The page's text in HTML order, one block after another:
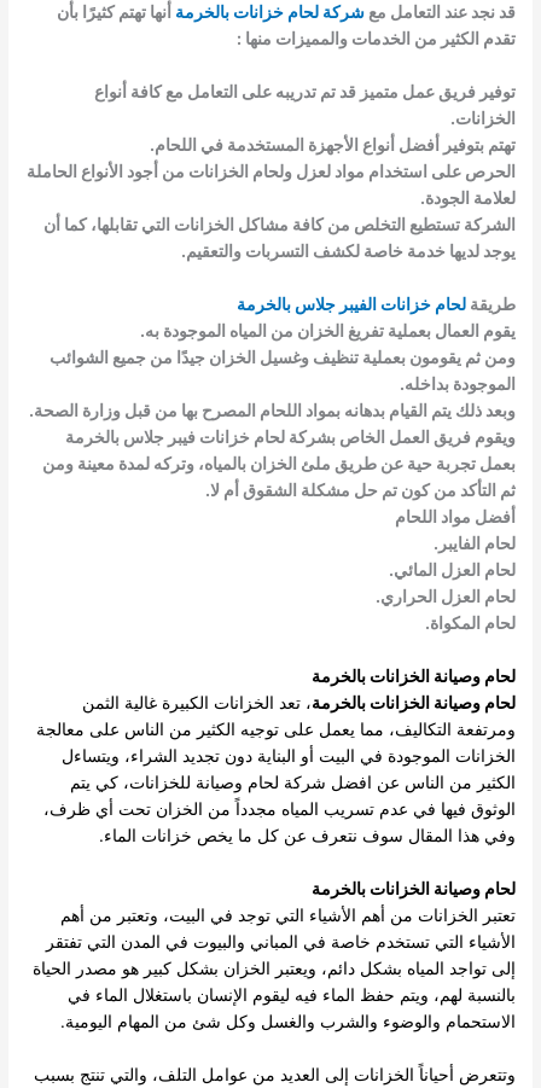
قد نجد عند التعامل مع شركة لحام خزانات بالخرمة أنها تهتم كثيرًا بأن
تقدم الكثير من الخدمات والمميزات منها :
توفير فريق عمل متميز قد تم تدريبه على التعامل مع كافة أنواع
الخزانات.
تهتم بتوفير أفضل أنواع الأجهزة المستخدمة في اللحام.
الحرص على استخدام مواد لعزل ولحام الخزانات من أجود الأنواع الحاملة
لعلامة الجودة.
الشركة تستطيع التخلص من كافة مشاكل الخزانات التي تقابلها، كما أن
يوجد لديها خدمة خاصة لكشف التسربات والتعقيم.
طريقةلحام خزانات الفيبر جلاس بالخرمة
يقوم العمال بعملية تفريغ الخزان من المياه الموجودة به.
ومن ثم يقومون بعملية تنظيف وغسيل الخزان جيدًا من جميع الشوائب
الموجودة بداخله.
وبعد ذلك يتم القيام بدهانه بمواد اللحام المصرح بها من قبل وزارة الصحة.
ويقوم فريق العمل الخاص بشركة لحام خزانات فيبر جلاس بالخرمة
بعمل تجربة حية عن طريق ملئ الخزان بالمياه، وتركه لمدة معينة ومن
ثم التأكد من كون تم حل مشكلة الشقوق أم لا.
أفضل مواد اللحام
لحام الفايبر.
لحام العزل المائي.
لحام العزل الحراري.
لحام المكواة.
لحام وصيانة الخزانات بالخرمة
لحام وصيانة الخزانات بالخرمة، تعد الخزانات الكبيرة غالية الثمن
ومرتفعة التكاليف، مما يعمل على توجيه الكثير من الناس على معالجة
الخزانات الموجودة في البيت أو البناية دون تجديد الشراء، ويتساءل
الكثير من الناس عن افضل شركة لحام وصيانة للخزانات، كي يتم
الوثوق فيها في عدم تسريب المياه مجدداً من الخزان تحت أي ظرف،
وفي هذا المقال سوف نتعرف عن كل ما يخص خزانات الماء.
لحام وصيانة الخزانات بالخرمة
تعتبر الخزانات من أهم الأشياء التي توجد في البيت، وتعتبر من أهم
الأشياء التي تستخدم خاصة في المباني والبيوت في المدن التي تفتقر
إلى تواجد المياه بشكل دائم، ويعتبر الخزان بشكل كبير هو مصدر الحياة
بالنسبة لهم، ويتم حفظ الماء فيه ليقوم الإنسان باستغلال الماء في
الاستحمام والوضوء والشرب والغسل وكل شئ من المهام اليومية.
وتتعرض أحياناً الخزانات إلى العديد من عوامل التلف، والتي تنتج بسبب